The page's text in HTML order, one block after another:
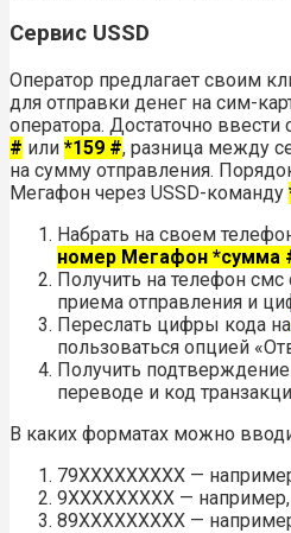
Сервис USSD
Оператор предлагает своим
для отправки денег на сим-
оператора. Достаточно ввести
# или *159 #, разница между
на сумму отправления.
Мегафон через USSD-команду
Набрать на своем
номер Мегафон *сумма
Получить на телефон
приема отправления и
Переслать цифры кода на
пользоваться опцией
Получить
переводе и код
В каких форматах можно
79ХХХХХХХХХ —
9ХХХХХХХХХ — например,
89ХХХХХХХХХ —